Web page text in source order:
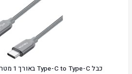
כבל Type-C to Type-C באורך 1 מטר 100W E-Mark